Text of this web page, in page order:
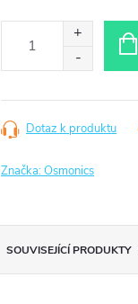
Dotaz k produktu
Značka:Osmonics
SOUVISEJÍCÍ PRODUKTY